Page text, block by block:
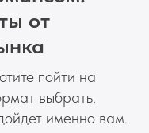
от
пойти на
выбрать.
именно вам.